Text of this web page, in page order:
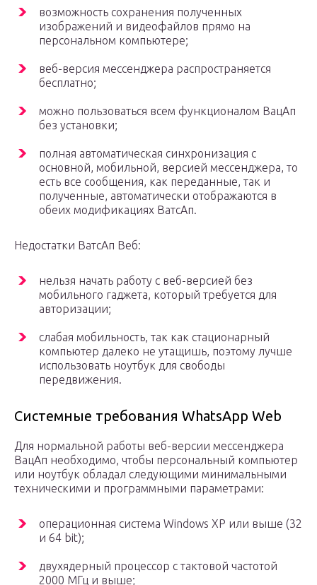
возможность сохранения полученных
изображений и видеофайлов прямо на
персональном компьютере;
веб-версия мессенджера распространяется
бесплатно;
можно пользоваться всем функционалом ВацАп
без установки;
полная автоматическая синхронизация с
основной, мобильной, версией мессенджера, то
есть все сообщения, как переданные, так и
полученные, автоматически отображаются в
обеих модификациях ВатсАп.
Недостатки ВатсАп Веб:
нельзя начать работу с веб-версией без
мобильного гаджета, который требуется для
авторизации;
слабая мобильность, так как стационарный
компьютер далеко не утащишь, поэтому лучше
использовать ноутбук для свободы
передвижения.
Системные требования WhatsApp Web
Для нормальной работы веб-версии мессенджера
ВацАп необходимо, чтобы персональный компьютер
или ноутбук обладал следующими минимальными
техническими и программными параметрами:
операционная система Windows XP или выше (32
и 64 bit);
двухядерный процессор c тактовой частотой
2000 МГц и выше;